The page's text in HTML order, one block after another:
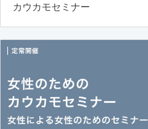
カウカモセミナー